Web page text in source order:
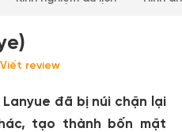
Viết review
đã bị núi chặn lại
tạo thành bốn mặt